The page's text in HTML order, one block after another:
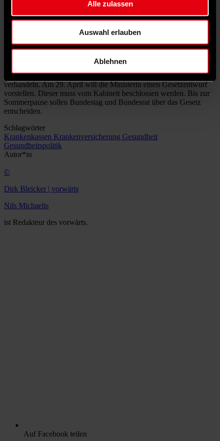
Alle zulassen
Auswahl erlauben
Ablehnen
Ärzte um fast acht Prozent und die für Medikamente um rund sechs
Prozent. In den gesetzlichen Krankenkassen Deutschlands sind gut
Union und SPD müssen noch verhandeln
Welche Punkte von Warkens Reformplan tatsächlich umgesetzt
werden, ist noch unklar. Union und SPD müssen erst noch darüber
verhandeln. Am 29. April will die Ministerin einen Gesetzentwurf
vorstellen. Dieser muss vom Kabinett beschlossen werden. Bis zur
Sommerpause sollen Bundestag und Bundesrat über das Gesetz
entscheiden.
Schlagwörter
Krankenkassen Krankenversicherung Gesundheit
Gesundheitspolitik
Autor*in
©
Dirk Bleicker | vorwärts
Nils Michaelis
ist Redakteur des vorwärts.
Auf Facebook teilen